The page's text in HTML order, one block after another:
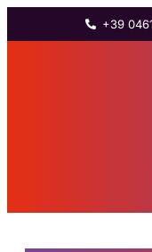
+39